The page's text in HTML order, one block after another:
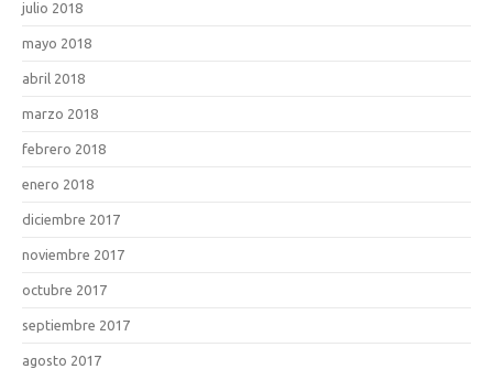
julio 2018
mayo 2018
abril 2018
marzo 2018
febrero 2018
enero 2018
diciembre 2017
noviembre 2017
octubre 2017
septiembre 2017
agosto 2017